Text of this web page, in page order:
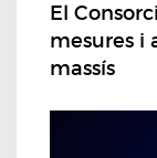
El
mesures i
massís